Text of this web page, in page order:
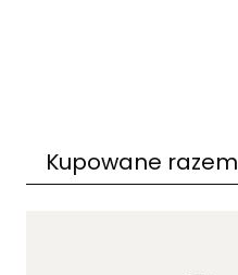
Kupowane razem